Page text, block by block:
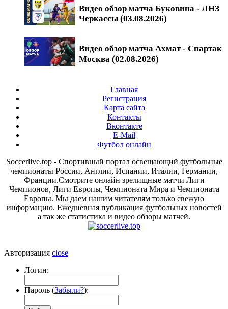
Видео обзор матча Буковина - ЛНЗ
Черкассы (03.08.2026)
Видео обзор матча Ахмат - Спартак
Москва (02.08.2026)
Главная
Регистрация
Карта сайта
Контакты
Вконтакте
E-Mail
Футбол онлайн
Soccerlive.top - Спортивный портал освещающий футбольные
чемпионаты России, Англии, Испании, Италии, Германии,
Франции.Смотрите онлайн зрелищные матчи Лиги
Чемпионов, Лиги Европы, Чемпионата Мира и Чемпионата
Европы. Мы даем нашим читателям только свежую
информацию. Ежедневная публикация футбольных новостей
а так же статистика и видео обзоры матчей.
Авторизация close
Логин:
Пароль (Забыли?):